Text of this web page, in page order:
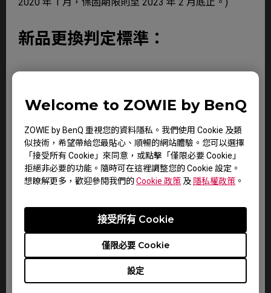
Welcome to ZOWIE by BenQ
ZOWIE by BenQ 重視您的資料隱私。我們使用 Cookie 及類
似技術，希望帶給您最貼心、順暢的網站體驗。您可以選擇
「接受所有 Cookie」來同意，或點擊「僅限必要 Cookie」
拒絕非必要的功能。隨時可在這裡調整您的 Cookie 設定。
想瞭解更多，歡迎參閱我們的Cookie 政策 及 隱私權政策 。
設定
僅限必要 Cookie
接受所有 Cookie
新品更換判定標準：
配件，經檢測確認無保固除外條款之情況後始予更換；
逾期提出申請者，將依維修流程處理。
保固除外條款：
產品於保證期限，若屬下列情況者，則不在保固範圍
內，消費者需負擔全部維修費用。
- 保固標籤或防拆標籤經更改或破損
- 產品序號不符或破損不清楚